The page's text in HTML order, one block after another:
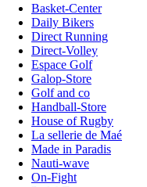
Basket-Center
Daily Bikers
Direct Running
Direct-Volley
Espace Golf
Galop-Store
Golf and co
Handball-Store
House of Rugby
La sellerie de Maé
Made in Paradis
Nauti-wave
On-Fight